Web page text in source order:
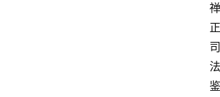
禅
正
司
法
鉴